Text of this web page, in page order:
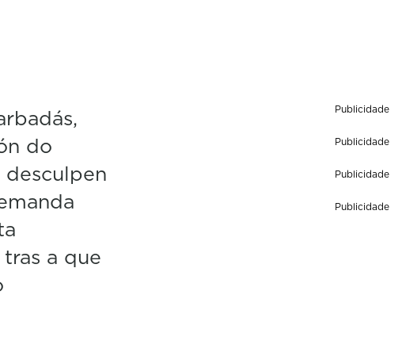
do
desculpen
a que
Publicidade
Publicidade
Publicidade
Publicidade